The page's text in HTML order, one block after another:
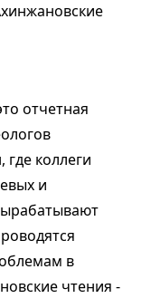
отчетная
где коллеги
и
в
чтения -